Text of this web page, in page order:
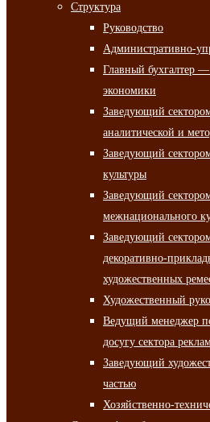
Структура
Руководство
Административно-
Главный бухгалтер —
экономики
Заведующий
аналитической и
Заведующий
культуры
Заведующий
межнационального
Заведующий
декоративно-
художественных
Художественный
Ведущий менеджер
досугу сектора
Заведующий
частью
Хозяйственно-